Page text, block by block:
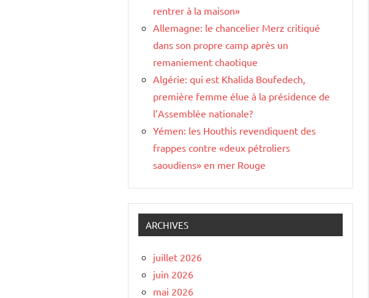
rentrer à la maison»
Allemagne: le chancelier Merz critiqué
dans son propre camp après un
remaniement chaotique
Algérie: qui est Khalida Boufedech,
première femme élue à la présidence de
l’Assemblée nationale?
Yémen: les Houthis revendiquent des
frappes contre «deux pétroliers
saoudiens» en mer Rouge
ARCHIVES
juillet 2026
juin 2026
mai 2026